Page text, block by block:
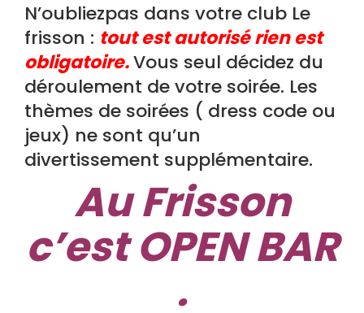
N’oubliezpas dans votre club Le
frisson : tout est autorisé rien est
obligatoire.Vous seul décidez du
déroulement de votre soirée. Les
thèmes de soirées ( dress code ou
jeux) ne sont qu’un
divertissement supplémentaire.
Au Frisson
c’est OPEN BAR
.